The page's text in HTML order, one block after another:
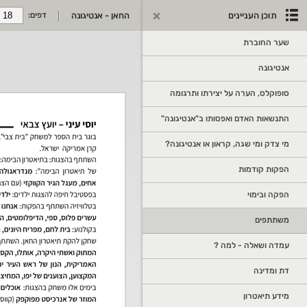
החאן - אנטיגונה דפים: תוכן העניינים
שער החוברת
אנטיגונה
סופוקלס, הערה על יצירתו ותרגומה
התנשאות האדם ואפסותו ב"אנטיגונה"
מי צדק ומי שגה, קראון או אנטיגונה?
הפקות קודמות
הפקה ובימוי
משתתפים
עמדה ושאלה - למה ?
דת ומדינה
מידע תיאטרון